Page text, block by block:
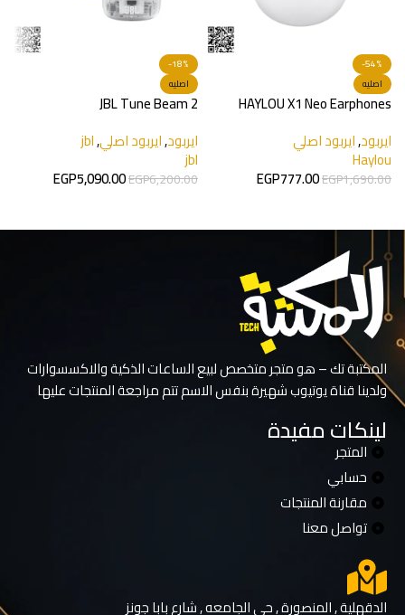
-54%
اصليه
HAYLOU X1 Neo Earphones
ايربود,ايربود اصلي
Haylou
EGP1,690.00
EGP777.00
-18%
اصليه
JBL Tune Beam 2
ايربود,ايربود اصلي,
jbl
jbl
EGP6,200.00
EGP5,090.00
المكتبة تك – هو متجر متخصص لبيع الساعات الذكية والاكسسوارات
ولدينا قناة يوتيوب شهيرة بنفس الاسم تتم مراجعة المنتجات عليها
لينكات مفيدة
المتجر
حسابي
مقارنة المنتجات
تواصل معنا
الدقهلية , المنصورة , حي الجامعه , شارع بابا جونز